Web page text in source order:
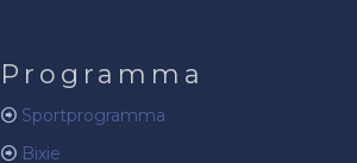
Programma
Sportprogramma
Bixie